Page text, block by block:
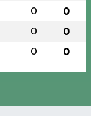
0 0
0 0
0 0